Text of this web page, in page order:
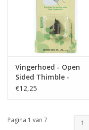
Vingerhoed - Open
Sided Thimble -
Medium
€12,25
Pagina 1 van 7 1